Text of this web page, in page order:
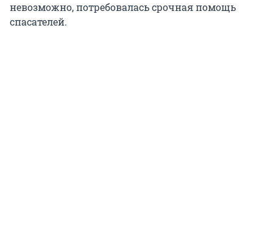
невозможно, потребовалась срочная помощь
спасателей.